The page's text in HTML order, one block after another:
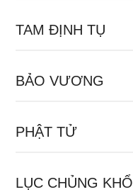
TAM ĐỊNH TỤ
BẢO VƯƠNG
PHẬT TỬ
LỤC CHỦNG KHỔ